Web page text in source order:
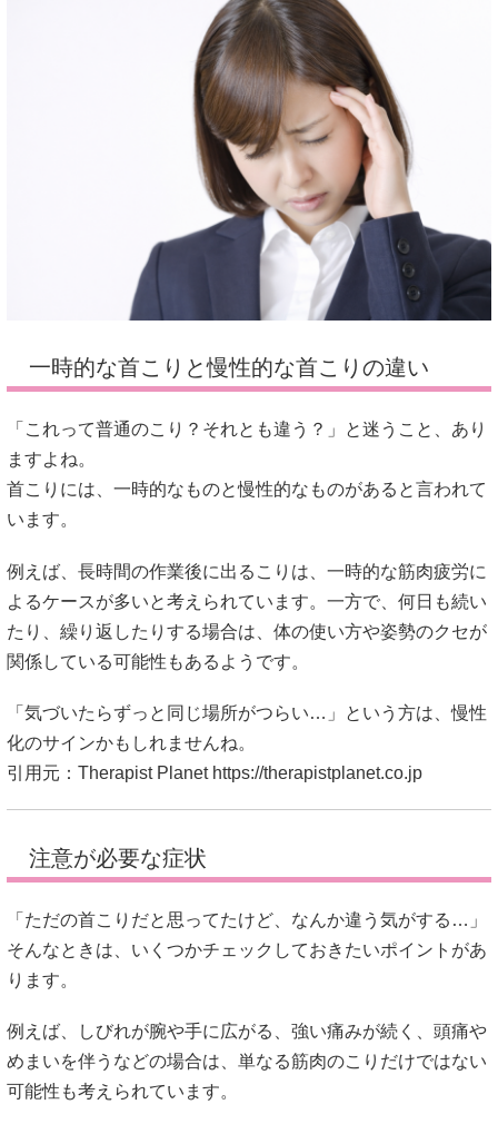
一時的な首こりと慢性的な首こりの違い
「これって普通のこり？それとも違う？」と迷うこと、あり
ますよね。
首こりには、一時的なものと慢性的なものがあると言われて
います。
例えば、長時間の作業後に出るこりは、一時的な筋肉疲労に
よるケースが多いと考えられています。一方で、何日も続い
たり、繰り返したりする場合は、体の使い方や姿勢のクセが
関係している可能性もあるようです。
「気づいたらずっと同じ場所がつらい…」という方は、慢性
化のサインかもしれませんね。
引用元：Therapist Planet https://therapistplanet.co.jp
注意が必要な症状
「ただの首こりだと思ってたけど、なんか違う気がする…」
そんなときは、いくつかチェックしておきたいポイントがあ
ります。
例えば、しびれが腕や手に広がる、強い痛みが続く、頭痛や
めまいを伴うなどの場合は、単なる筋肉のこりだけではない
可能性も考えられています。